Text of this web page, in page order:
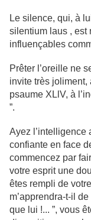
Le silence, qui, à
silentium laus , est
influençables
Prêter l’oreille ne
invite très
psaume XLlV, à
”.
Ayez l’intelligence
confiante en face
commencez par
votre esprit une
êtes rempli de
m’apprendra-t-il
que lui !... ”, vous